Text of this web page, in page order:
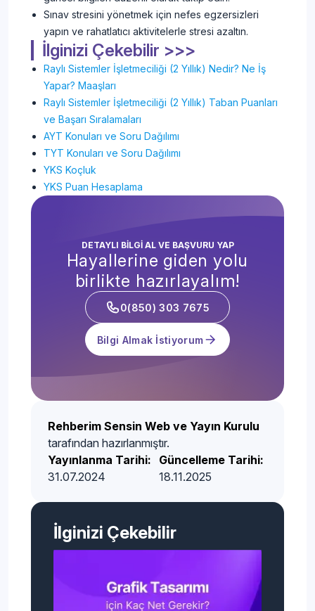
Sınav stresini yönetmek için nefes egzersizleri
yapın ve rahatlatıcı aktivitelerle stresi azaltın.
İlginizi Çekebilir >>>
Raylı Sistemler İşletmeciliği (2 Yıllık) Nedir? Ne İş
Yapar? Maaşları
Raylı Sistemler İşletmeciliği (2 Yıllık) Taban Puanları
ve Başarı Sıralamaları
AYT Konuları ve Soru Dağılımı
TYT Konuları ve Soru Dağılımı
YKS Koçluk
YKS Puan Hesaplama
DETAYLI BİLGİ AL VE BAŞVURU YAP
Hayallerine giden yolu
birlikte hazırlayalım!
0(850) 303 7675
Bilgi Almak İstiyorum
Rehberim Sensin Web ve Yayın Kurulu
tarafından hazırlanmıştır.
Yayınlanma Tarihi:
31.07.2024
Güncelleme Tarihi:
18.11.2025
İlginizi Çekebilir